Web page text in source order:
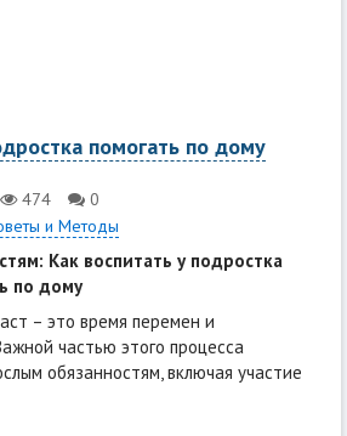
помогать по дому
474
0
и Методы
Как воспитать у подростка
по дому
– это время перемен и
частью этого процесса
обязанностям, включая участие